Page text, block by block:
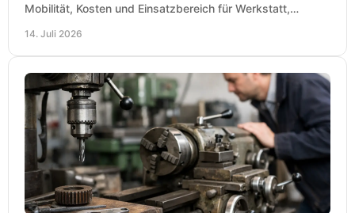
Mobilität, Kosten und Einsatzbereich für Werkstatt,
14. Juli 2026